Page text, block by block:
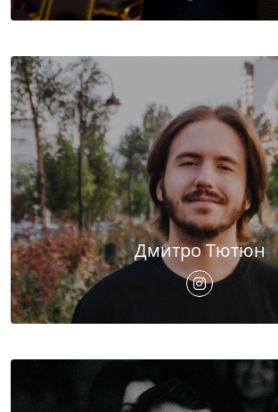
Дмитро Тютюн